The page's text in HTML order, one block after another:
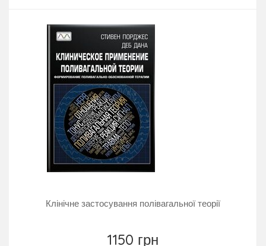
Клінічне застосування полівагальної теорії
1150 грн